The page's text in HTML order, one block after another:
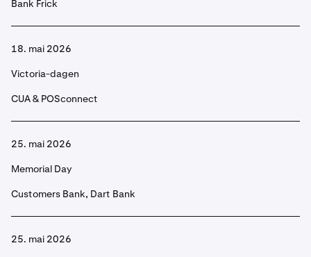
Bank Frick
18. mai 2026
Victoria-dagen
CUA & POSconnect
25. mai 2026
Memorial Day
Customers Bank, Dart Bank
25. mai 2026